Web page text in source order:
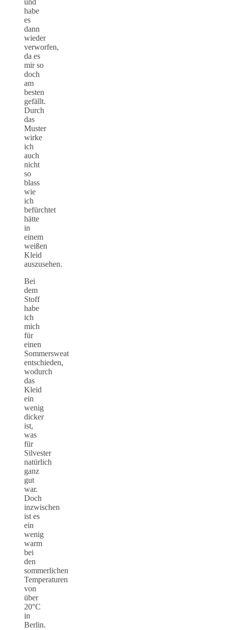
und
habe
es
dann
wieder
verworfen,
da es
mir so
doch
am
besten
gefällt.
Durch
das
Muster
wirke
ich
auch
nicht
so
blass
wie
ich
befürchtet
hätte
in
einem
weißen
Kleid
auszusehen.
Bei
dem
Stoff
habe
ich
mich
für
einen
Sommersweat
entschieden,
wodurch
das
Kleid
ein
wenig
dicker
ist,
was
für
Silvester
natürlich
ganz
gut
war.
Doch
inzwischen
ist es
ein
wenig
warm
bei
den
sommerlichen
Temperaturen
von
über
20°C
in
Berlin.